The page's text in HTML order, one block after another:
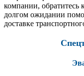
компании, обратитесь
долгом ожидании
доставке